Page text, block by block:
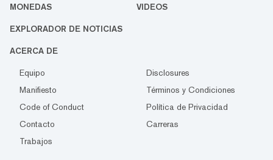
MONEDAS VIDEOS
EXPLORADOR DE NOTICIAS
ACERCA DE
Equipo
Disclosures
Manifiesto
Términos y Condiciones
Code of Conduct
Política de Privacidad
Contacto
Carreras
Trabajos